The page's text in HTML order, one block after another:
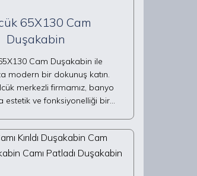
65X130 Cam
Duşakabin
Cam Duşakabin ile
modern bir dokunuş katın.
merkezli firmamız, banyo
estetik ve fonksiyonelliği bir…